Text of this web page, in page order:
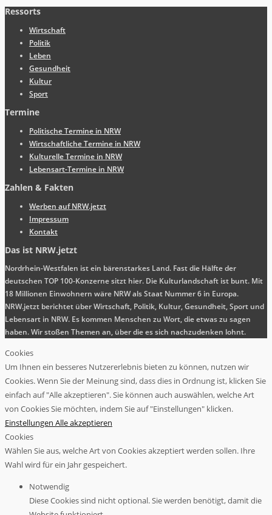
Ressorts
Wirtschaft
Politik
Leben
Gesundheit
Kultur
Sport
Termine
Politische Termine in NRW
Wirtschaftliche Termine in NRW
Kulturelle Termine in NRW
Lebensart-Termine in NRW
Zahlen & Fakten
Werben auf NRW.jetzt
Impressum
Kontakt
Das ist NRW.jetzt
Nordrhein-Westfalen ist ein bärenstarkes Land. Fast die Hälfte der
deutschen TOP 100-Konzerne sitzt hier. Die Kulturlandschaft ist bunt. Mit
18 Millionen Einwohnern wäre NRW als Staat Nummer 6 in Europa.
NRW.jetzt berichtet über Wirtschaft, Politik, Kultur, Gesundheit, Sport und
Lebensart in NRW. Es kommen Menschen zu Wort, die etwas zu sagen
haben. Wir stoßen Themen an, über die es sich nachzudenken lohnt.
Cookies
Um Ihnen ein besseres Nutzererlebnis bieten zu können, nutzen wir
Cookies. Wenn Sie der Meinung sind, dass dies in Ordnung ist, klicken Sie
einfach auf "Alle akzeptieren". Sie können auch auswählen, welche Art
von Cookies Sie möchten, indem Sie auf "Einstellungen" klicken.
Einstellungen Alle akzeptieren
Cookies
Wählen Sie aus, welche Art von Cookies akzeptiert werden sollen. Ihre
Wahl wird für ein Jahr gespeichert.
Notwendig
Diese Cookies sind nicht optional. Sie werden benötigt, damit die